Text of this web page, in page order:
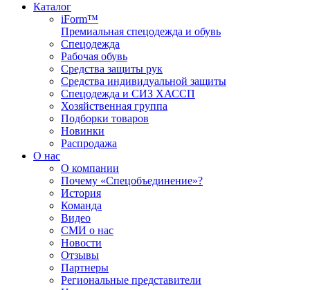
Каталог
iForm™
Премиальная спецодежда и обувь
Спецодежда
Рабочая обувь
Средства защиты рук
Средства индивидуальной защиты
Спецодежда и СИЗ ХАССП
Хозяйственная группа
Подборки товаров
Новинки
Распродажа
О нас
О компании
Почему «Спецобъединение»?
История
Команда
Видео
СМИ о нас
Новости
Отзывы
Партнеры
Региональные представители